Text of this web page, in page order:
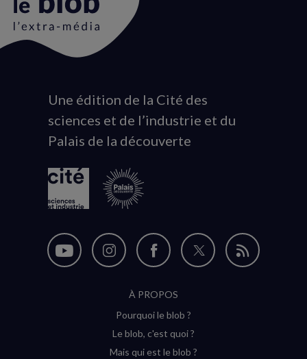
Animation
du
logo
Une édition de la Cité des
sciences et de l’industrie et du
Palais de la découverte
Nous
Nous
Instagram
(nouvelle
Nous
sur
Facebook
(nouvelle
Nous
Flux
À PROPOS
Pourquoi le blob ?
Le blob, c'est quoi ?
Mais qui est le blob ?